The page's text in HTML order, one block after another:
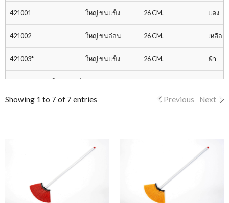
ใหญ่ ขนแข็ง 26 CM. แดง
ใหญ่ ขนอ่อน 26 CM. เหลือง
ใหญ่ ขนแข็ง 26 CM. ฟ้า
421001
421002
421003*
** ด้ามสีดำเป็นสินค้าสั่งผลิตพิเศษ
Showing 1 to 7 of 7 entries Previous Next